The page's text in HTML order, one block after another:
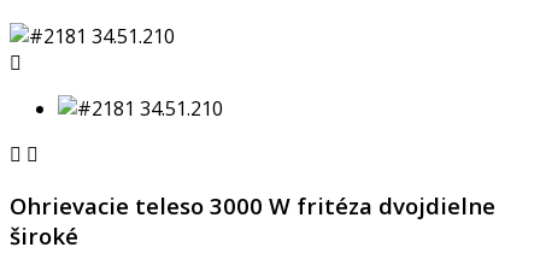

 
Ohrievacie teleso 3000 W fritéza dvojdielne
široké